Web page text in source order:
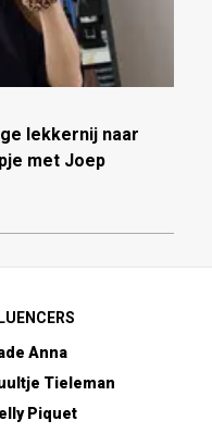
lekkernij naar
met Joep
Anna
Tieleman
Piquet